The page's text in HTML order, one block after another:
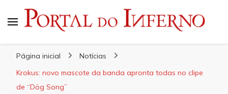
Página inicial
Notícias
Krokus: novo mascote da banda apronta todas no clipe
de “Dög Song”